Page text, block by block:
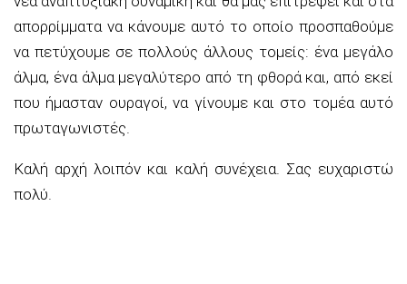
απορρίμματα να κάνουμε αυτό το οποίο προσπαθούμε
να πετύχουμε σε πολλούς άλλους τομείς: ένα μεγάλο
άλμα, ένα άλμα μεγαλύτερο από τη φθορά και, από εκεί
που ήμασταν ουραγοί, να γίνουμε και στο τομέα αυτό
πρωταγωνιστές.
Καλή αρχή λοιπόν και καλή συνέχεια. Σας ευχαριστώ
πολύ.